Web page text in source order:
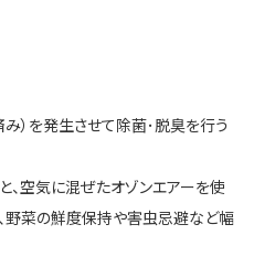
）を発生させて除菌･脱臭を行う
、空気に混ぜたオゾンエアーを使
野菜の鮮度保持や害虫忌避など幅